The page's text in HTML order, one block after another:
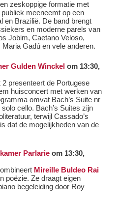
zeskoppige formatie met
meeneemt op een
en Brazilië. De band brengt
en moderne parels van
Jobim, Caetano Veloso,
Gadú en vele anderen.
Gulden Winckel om 13:30,
presenteert de Portugese
huisconcert met werken van
omvat Bach’s Suite nr
cello. Bach’s Suites zijn
terwijl Cassado’s
dat de mogelijkheden van de
Parlarie om 13:30,
Mireille Buldeo Rai
poëzie. Ze draagt eigen
begeleiding door Roy